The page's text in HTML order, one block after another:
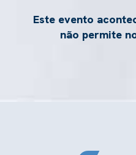
Este evento
não permite